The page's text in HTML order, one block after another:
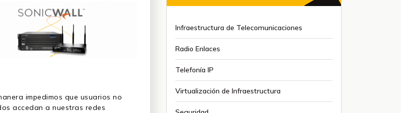
impedimos que usuarios no
accedan a nuestras redes
Infraestructura de Telecomunicaciones
Radio Enlaces
Telefonía IP
Virtualización de Infraestructura